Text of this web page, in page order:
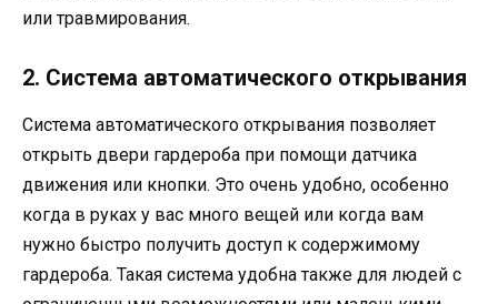
или травмирования.
2. Система автоматического открывания
Система автоматического открывания позволяет
открыть двери гардероба при помощи датчика
движения или кнопки. Это очень удобно, особенно
когда в руках у вас много вещей или когда вам
нужно быстро получить доступ к содержимому
гардероба. Такая система удобна также для людей с